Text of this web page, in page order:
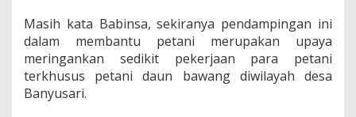
m
i
l
1
3
Masih kata Babinsa, sekiranya pendampingan ini
dalam membantu petani merupakan upaya
meringankan sedikit pekerjaan para petani
terkhusus petani daun bawang diwilayah desa
Banyusari.